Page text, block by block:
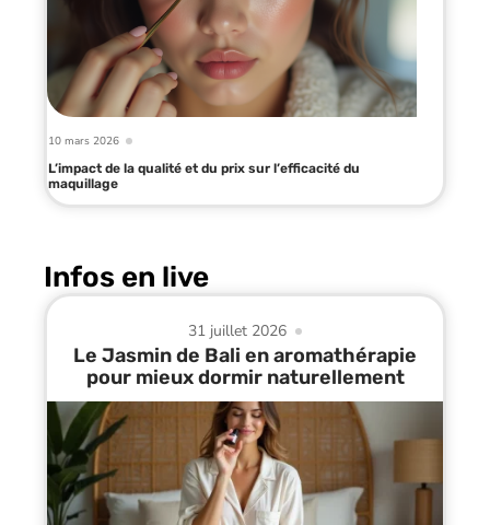
10 mars 2026
L’impact de la qualité et du prix sur l’efficacité du
maquillage
Infos en live
31 juillet 2026
Le Jasmin de Bali en aromathérapie
pour mieux dormir naturellement